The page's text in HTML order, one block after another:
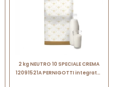
2 kg NEUTRO 10 SPECIALE CREMA
12091521A PERNIGOTTI integrator